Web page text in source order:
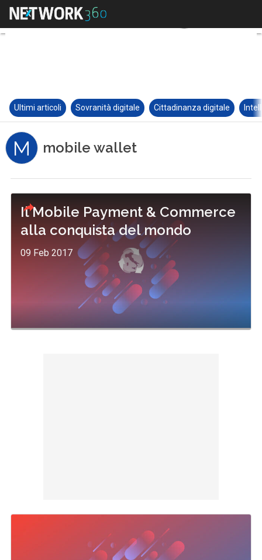
Ultimi articoli Sovranità digitale Cittadinanza digitale
M mobile wallet
Il Mobile Payment & Commerce
alla conquista del mondo
09 Feb 2017